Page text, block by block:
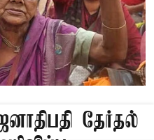
தேர்தல்